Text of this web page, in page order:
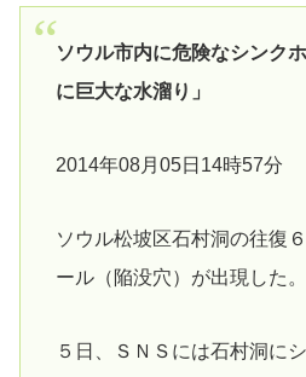
ソウル市内に危険なシンク
に巨大な水溜り」
2014年08月05日14時57分
ソウル松坡区石村洞の往復
ール（陥没穴）が出現した。
５日、ＳＮＳには石村洞に